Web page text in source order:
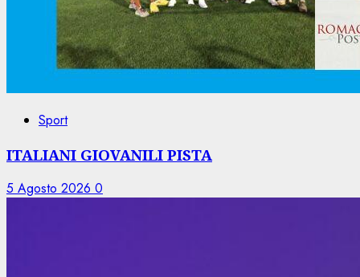
Sport
ITALIANI GIOVANILI PISTA
5 Agosto 2026 0